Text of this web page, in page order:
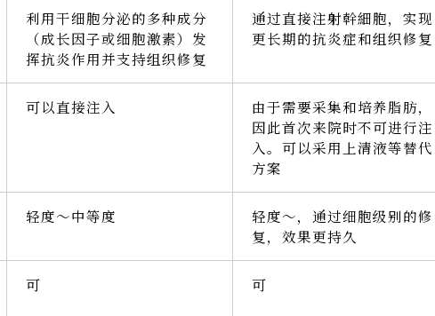
利用干细胞分泌的多种成分
（成长因子或细胞激素）发
挥抗炎作用并支持组织修复
通过直接注射幹細胞，实现
更长期的抗炎症和组织修复
可以直接注入
由于需要采集和培养脂肪，
因此首次来院时不可进行注
入。可以采用上清液等替代
方案
轻度～中等度
轻度～，通过细胞级别的修
复，效果更持久
可 可